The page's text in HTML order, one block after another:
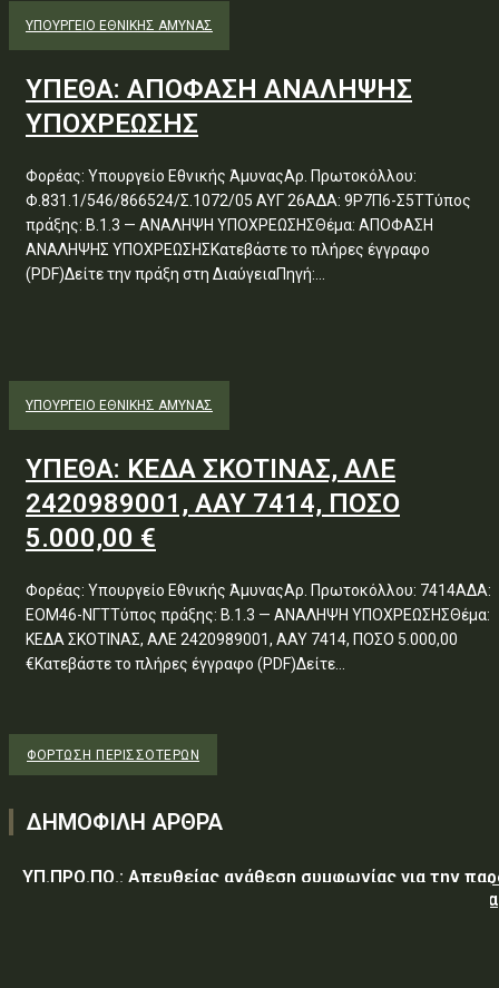
ΥΠΟΥΡΓΕΊΟ ΕΘΝΙΚΉΣ ΆΜΥΝΑΣ
ΥΠΕΘΑ: ΑΠΟΦΑΣΗ ΑΝΑΛΗΨΗΣ
ΥΠΟΧΡΕΩΣΗΣ
Φορέας: Υπουργείο Εθνικής ΆμυναςΑρ. Πρωτοκόλλου:
Φ.831.1/546/866524/Σ.1072/05 ΑΥΓ 26ΑΔΑ: 9Ρ7Π6-Σ5ΤΤύπος
πράξης: Β.1.3 — ΑΝΑΛΗΨΗ ΥΠΟΧΡΕΩΣΗΣΘέμα: ΑΠΟΦΑΣΗ
ΑΝΑΛΗΨΗΣ ΥΠΟΧΡΕΩΣΗΣΚατεβάστε το πλήρες έγγραφο
(PDF)Δείτε την πράξη στη ΔιαύγειαΠηγή:...
ΥΠΟΥΡΓΕΊΟ ΕΘΝΙΚΉΣ ΆΜΥΝΑΣ
ΥΠΕΘΑ: ΚΕΔΑ ΣΚΟΤΙΝΑΣ, ΑΛΕ
2420989001, ΑΑΥ 7414, ΠΟΣΟ
5.000,00 €
Φορέας: Υπουργείο Εθνικής ΆμυναςΑρ. Πρωτοκόλλου: 7414ΑΔΑ:
ΕΟΜ46-ΝΓΤΤύπος πράξης: Β.1.3 — ΑΝΑΛΗΨΗ ΥΠΟΧΡΕΩΣΗΣΘέμα:
ΚΕΔΑ ΣΚΟΤΙΝΑΣ, ΑΛΕ 2420989001, ΑΑΥ 7414, ΠΟΣΟ 5.000,00
€Κατεβάστε το πλήρες έγγραφο (PDF)Δείτε...
ΦΌΡΤΩΣΗ ΠΕΡΙΣΣΟΤΈΡΩΝ
ΔΗΜΟΦΙΛΗ ΑΡΘΡΑ
ΥΠ.ΠΡΟ.ΠΟ.: Απευθείας ανάθεση συμφωνίας για την
υπηρεσιών κλειδαρά για τη σφράγιση οικίας στα Μέγαρα